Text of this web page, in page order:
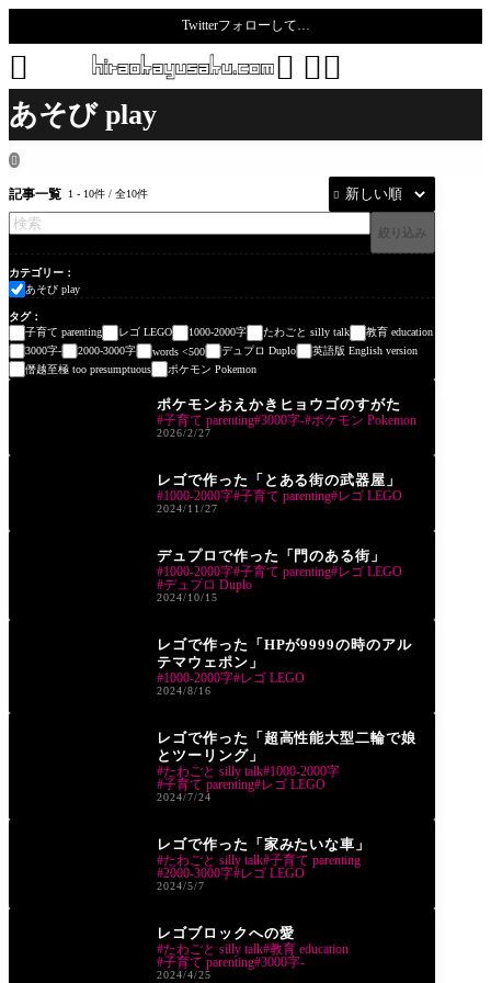
あそび play
Twitterフォローして…
 


記事一覧 1 - 10件 / 全10件 
絞り込み
カテゴリー
あそび play
タグ
子育て parenting
レゴ LEGO 1000-2000字 たわごと silly talk
教育 education
3000字-
2000-3000字 words <500 デュプロ Duplo
英語版 English version
僭越至極 too presumptuous
ポケモン Pokemon
あそび play
ポケモンおえかきヒョウゴのすがた
子育て parenting 3000字- ポケモン Pokemon
2026/2/27
レゴで作った「とある街の武器屋」
1000-2000字 子育て parenting レゴ LEGO
2024/11/27
デュプロで作った「門のある街」
1000-2000字 子育て parenting レゴ LEGO
デュプロ Duplo
2024/10/15
レゴで作った「HPが9999の時のアル
テマウェポン」
1000-2000字 レゴ LEGO
2024/8/16
レゴで作った「超高性能大型二輪で娘
とツーリング」
たわごと silly talk 1000-2000字
子育て parenting レゴ LEGO
2024/7/24
レゴで作った「家みたいな車」
たわごと silly talk 子育て parenting
2000-3000字 レゴ LEGO
2024/5/7
レゴブロックへの愛
たわごと silly talk 教育 education
子育て parenting 3000字-
2024/4/25